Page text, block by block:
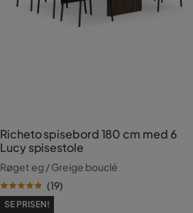
Richeto spisebord 180 cm med 6
Lucy spisestole
Røget eg / Greige bouclé
(19)
SE PRISEN!